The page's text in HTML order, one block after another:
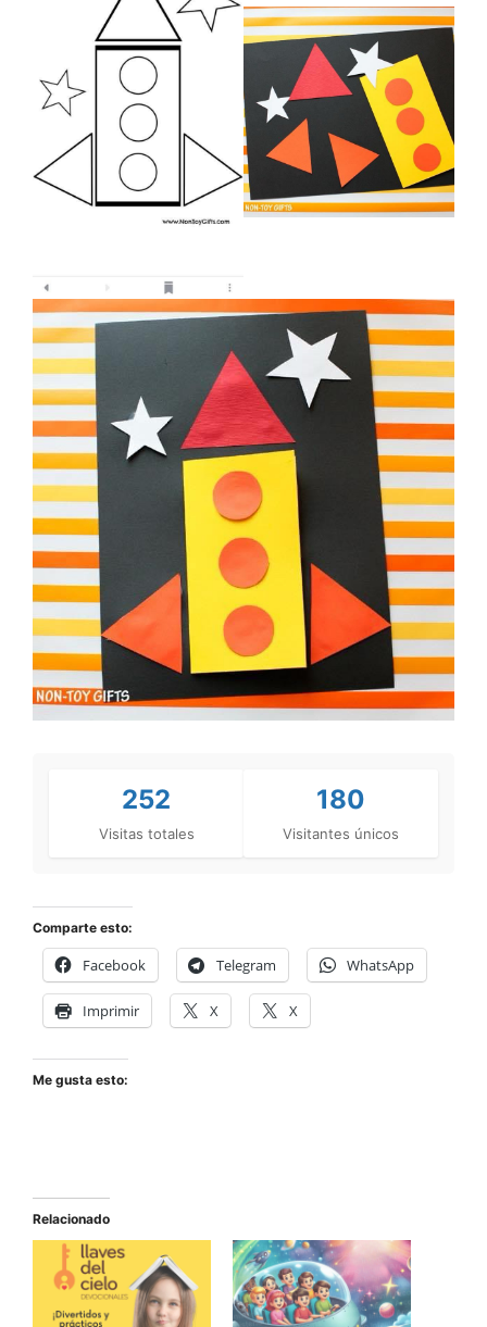
252
Visitas totales
180
Visitantes únicos
Comparte esto:
Facebook Telegram WhatsApp
Imprimir X X
Me gusta esto:
Relacionado